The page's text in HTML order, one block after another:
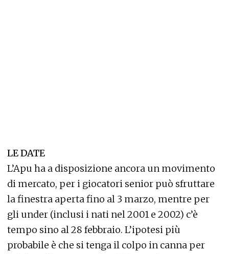
LE DATE
L’Apu ha a disposizione ancora un movimento
di mercato, per i giocatori senior può sfruttare
la finestra aperta fino al 3 marzo, mentre per
gli under (inclusi i nati nel 2001 e 2002) c’è
tempo sino al 28 febbraio. L’ipotesi più
probabile è che si tenga il colpo in canna per